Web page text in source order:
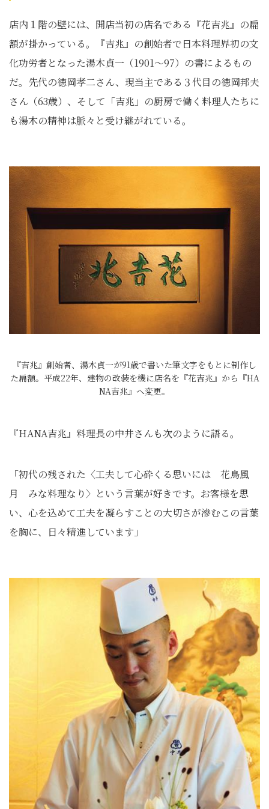
店内１階の壁には、開店当初の店名である『花吉兆』の扁
額が掛かっている。『吉兆』の創始者で日本料理界初の文
化功労者となった湯木貞一（1901～97）の書によるもの
だ。先代の徳岡孝二さん、現当主である３代目の徳岡邦夫
さん（63歳）、そして「吉兆」の厨房で働く料理人たちに
も湯木の精神は脈々と受け継がれている。
『吉兆』創始者、湯木貞一が91歳で書いた筆文字をもとに制作し
た扁額。平成22年、建物の改装を機に店名を『花吉兆』から『HA
NA吉兆』へ変更。
『HANA吉兆』料理長の中井さんも次のように語る。
「初代の残された〈工夫して心砕くる思いには 花鳥風
月 みな料理なり〉という言葉が好きです。お客様を思
い、心を込めて工夫を凝らすことの大切さが滲むこの言葉
を胸に、日々精進しています」